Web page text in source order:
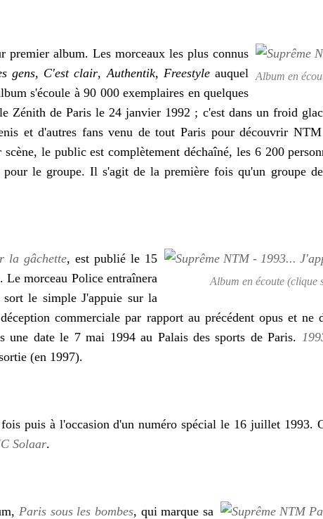
Album en
premier album. Les morceaux les plus connus
gens, C'est clair,Authentik, Freestyleauquel
s'écoule à 90 000 exemplaires en quelques
Zénith de Paris le24 janvier 1992 ; c'est dans un froid
et d'autres fans venu de tout Paris pour découvrir
le public est complètement déchaîné, les 6 200
le groupe. Il s'agit de la première fois qu'un groupe
Album en écoute (clique
la gâchette, est publié le 15
Le morceau Police entraînera
sort le simple J'appuie sur la
commerciale par rapport au précédent opus et ne
une date le 7 mai 1994 au Palais des sports de Paris.
(en 1997).
puis à l'occasion d'un numéro spécial le 16 juillet 1993.
Solaar.
Paris sous les bombes, qui marque sa